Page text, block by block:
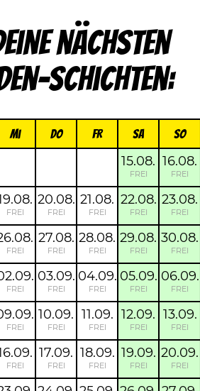
nächsten
Schichten:
Mi Do FR Sa So
15.08.
FREI
16.08.
FREI
FREI
20.08.
FREI
21.08.
FREI
22.08.
FREI
23.08.
FREI
FREI
27.08.
FREI
28.08.
FREI
29.08.
FREI
30.08.
FREI
FREI
03.09.
FREI
04.09.
FREI
05.09.
FREI
06.09.
FREI
FREI
10.09.
FREI
11.09.
FREI
12.09.
FREI
13.09.
FREI
FREI
17.09.
FREI
18.09.
FREI
19.09.
FREI
20.09.
FREI